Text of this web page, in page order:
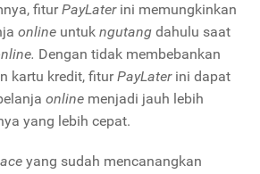
fiturPayLater ini memungkinkan
online untuk ngutang dahulu saat
Dengan tidak membebankan
kartu kredit, fiturPayLater ini dapat
online menjadi jauh lebih
yang lebih cepat.
yang sudah mencanangkan